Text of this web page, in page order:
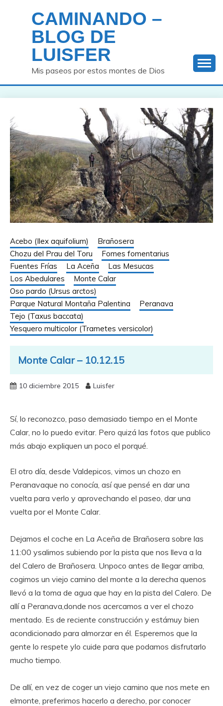
contenido
CAMINANDO –
BLOG DE
LUISFER
Mis paseos por estos montes de Dios
Acebo (Ilex aquifolium)
Brañosera
Chozu del Prau del Toru
Fomes fomentarius
Fuentes Frías
La Aceña
Las Mesucas
Los Abedulares
Monte Calar
Oso pardo (Ursus arctos)
Parque Natural Montaña Palentina
Peranava
Tejo (Taxus baccata)
Yesquero multicolor (Trametes versicolor)
Monte Calar – 10.12.15
10 diciembre 2015 Luisfer
Sí, lo reconozco, paso demasiado tiempo en el Monte
Calar, no lo puedo evitar. Pero quizá las fotos que publico
más abajo expliquen un poco el porqué.
El otro día, desde Valdepicos, vimos un chozo en
Peranavaque no conocía, así que pensé en dar una
vuelta para verlo y aprovechando el paseo, dar una
vuelta por el Monte Calar.
Dejamos el coche en La Aceña de Brañosera sobre las
11:00 ysalimos subiendo por la pista que nos lleva a la
del Calero de Brañosera. Unpoco antes de llegar arriba,
cogimos un viejo camino del monte a la derecha quenos
llevó a la toma de agua que hay en la pista del Calero. De
allí a Peranava,donde nos acercamos a ver el chozo
mentado. Es de reciente construcción y estámuy bien
acondicionado para almorzar en él. Esperemos que la
gente lo respete ylo cuide para que podamos disfrutarlo
mucho tiempo.
De allí, en vez de coger un viejo camino que nos mete en
elmonte, preferimos hacerlo a derecho, por conocer